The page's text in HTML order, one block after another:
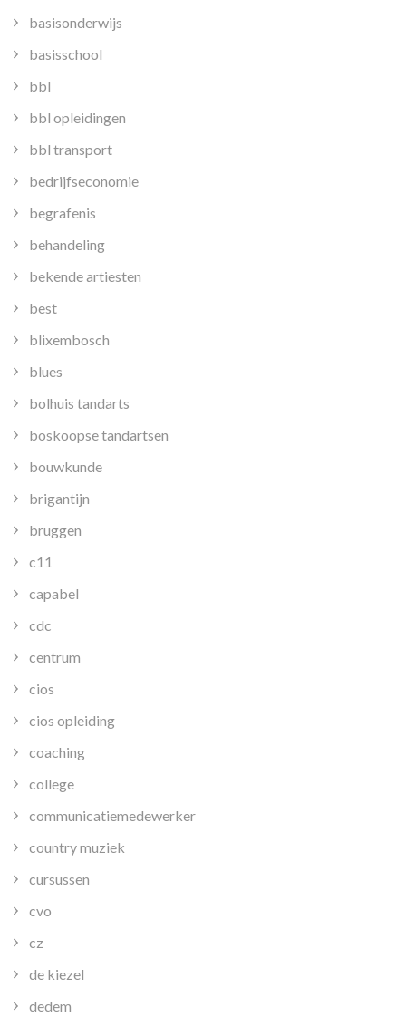
basisonderwijs
basisschool
bbl
bbl opleidingen
bbl transport
bedrijfseconomie
begrafenis
behandeling
bekende artiesten
best
blixembosch
blues
bolhuis tandarts
boskoopse tandartsen
bouwkunde
brigantijn
bruggen
c11
capabel
cdc
centrum
cios
cios opleiding
coaching
college
communicatiemedewerker
country muziek
cursussen
cvo
cz
de kiezel
dedem